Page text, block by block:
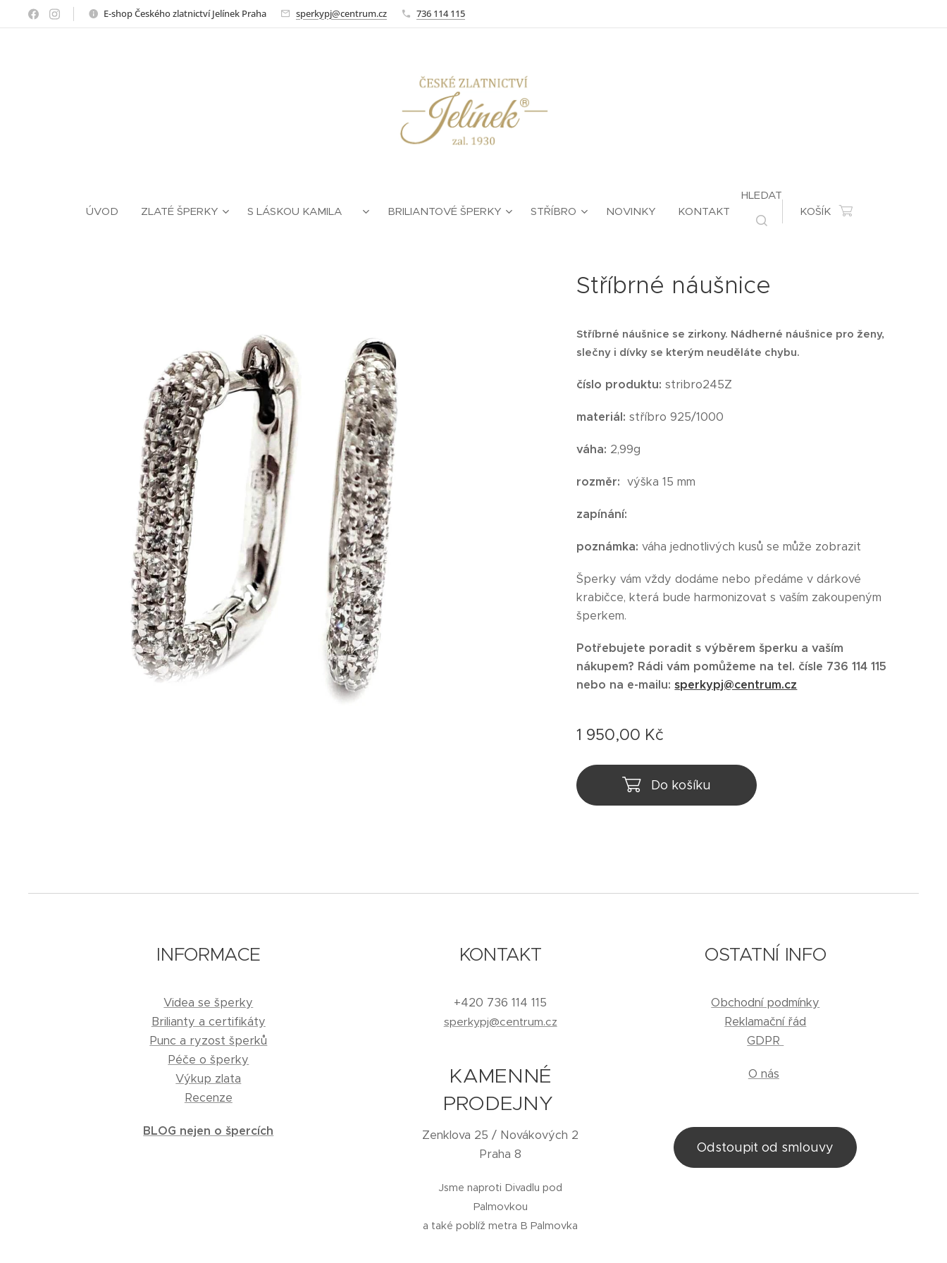
E-shop Českého zlatnictví Jelínek Praha sperkypj@centrum.cz 736 114 115
ÚVOD ZLATÉ ŠPERKY S LÁSKOU KAMILA ❤ BRILIANTOVÉ ŠPERKY STŘÍBRO NOVINKY KONTAKT
HLEDAT
KOŠÍK
Stříbrné náušnice
Stříbrné náušnice se zirkony. Nádherné náušnice pro ženy,
slečny i dívky se kterým neuděláte chybu.
číslo produktu: stribro245Z
materiál: stříbro 925/1000
váha: 2,99g
rozměr: výška 15 mm
zapínání:
poznámka: váha jednotlivých kusů se může zobrazit
Šperky vám vždy dodáme nebo předáme v dárkové
krabičce, která bude harmonizovat s vaším zakoupeným
šperkem.
Potřebujete poradit s výběrem šperku a vaším
nákupem? Rádi vám pomůžeme na tel. čísle 736 114 115
nebo na e-mailu:sperkypj@centrum.cz
1 950,00 Kč
Do košíku
INFORMACE
Videa se šperky
Brilianty a certifikáty
Punc a ryzost šperků
Péče o šperky
Výkup zlata
Recenze
BLOG nejen o špercích
KONTAKT
+420 736 114 115
sperkypj@centrum.cz
KAMENNÉ
PRODEJNY
Zenklova 25 / Novákových 2
Praha 8
Jsme naproti Divadlu pod
Palmovkou
a také poblíž metra B Palmovka
OSTATNÍ INFO
Obchodní podmínky
Reklamační řád
GDPR
O nás
Odstoupit od smlouvy